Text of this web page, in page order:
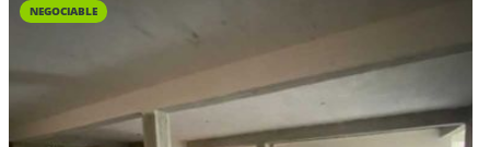
NEGOCIABLE